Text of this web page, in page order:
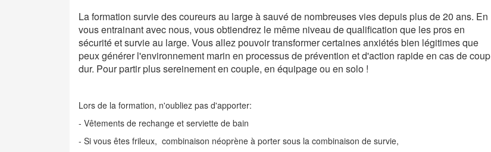
La formation survie des coureurs au large à sauvé de nombreuses vies depuis plus de 20 ans. En
vous entrainant avec nous, vous obtiendrez le même niveau de qualification que les pros en
sécurité et survie au large. Vous allez pouvoir transformer certaines anxiétés bien légitimes que
peux générer l'environnement marin en processus de prévention et d'action rapide en cas de coup
dur. Pour partir plus sereinement en couple, en équipage ou en solo !
Lors de la formation, n'oubliez pas d'apporter:
- Vêtements de rechange et serviette de bain
- Si vous êtes frileux, combinaison néoprène à porter sous la combinaison de survie,